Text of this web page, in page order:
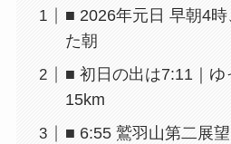
■ 2026年元日 早朝4
た朝
■ 初日の出は7:11｜ゆ
15km
■ 6:55 鷲羽山第二展